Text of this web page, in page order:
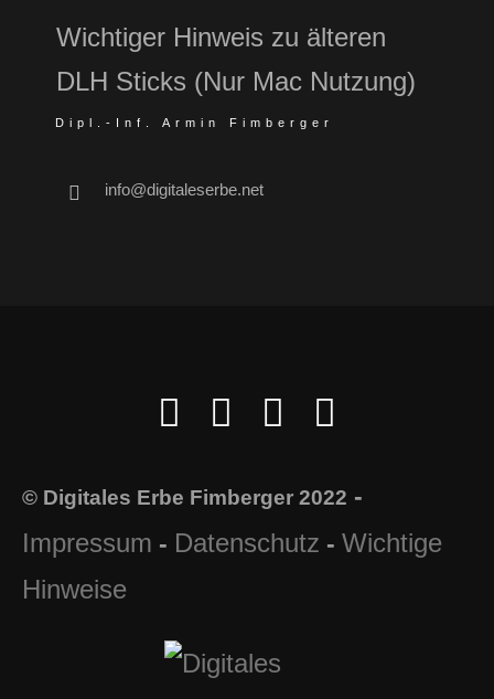
Wichtiger Hinweis zu älteren
DLH Sticks (Nur Mac Nutzung)
Dipl.-Inf. Armin Fimberger
info@digitaleserbe.net
© Digitales Erbe Fimberger 2022 -
Impressum - Datenschutz - Wichtige
Hinweise